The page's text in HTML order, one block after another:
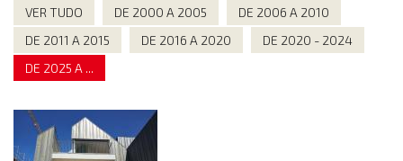
VER TUDO DE 2000 A 2005
DE 2006 A 2010
DE 2011 A 2015
DE 2016 A 2020
DE 2020 - 2024
DE 2025 A ...